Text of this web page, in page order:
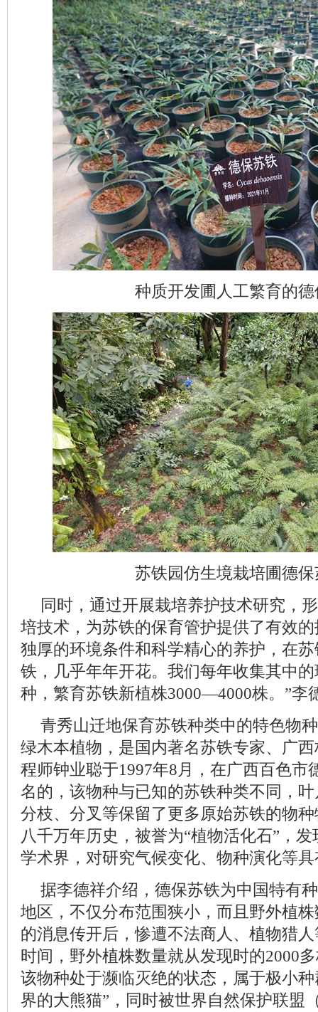
种质开发圃人工繁育的
苏铁园仿生境栽培圃德
同时，通过开展栽培养护技术研究，
培技术，为苏铁的保育管护提供了有效
独厚的环境条件和科学精心的养护，在
铁，几乎年年开花。我们每年收集其中
种，繁育苏铁新植株3000—4000株。”李
青秀山迁地保育苏铁种类中的特色物
绿木本植物，是国内著名苏铁专家、广
程师钟业聪于1997年8月，在广西百色市
名的，该物种与已知的苏铁种类不同，
分枝、分叉等保留了更多原始苏铁的物
八千万年历史，被誉为“植物活化石”，
学术界，对研究气候变化、物种演化等
据李德祥介绍，德保苏铁为中国特有
地区，不仅分布范围狭小，而且野外植
的消息传开后，惨遭不法商人、植物猎
时间，野外植株数量就从发现时的2000
该物种处于濒临灭绝的状态，属于极小
界的大熊猫”，同时被世界自然保护联盟